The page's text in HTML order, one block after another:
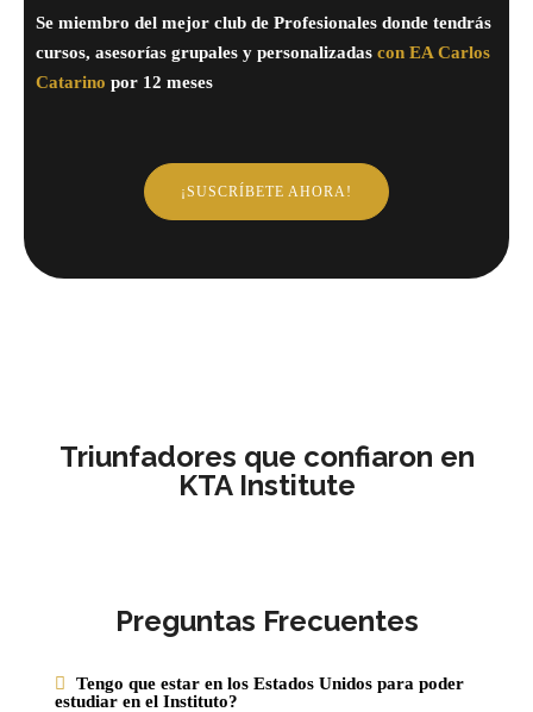
Se miembro del mejor club de Profesionales donde tendrás
cursos, asesorías grupales y personalizadas con EA Carlos
Catarino por 12 meses
¡SUSCRÍBETE AHORA!
Triunfadores que confiaron en
KTA Institute
Preguntas Frecuentes
Tengo que estar en los Estados Unidos para poder
estudiar en el Instituto?